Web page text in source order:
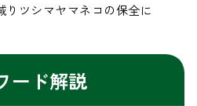
りツシマヤマネコの保全に
ード解説